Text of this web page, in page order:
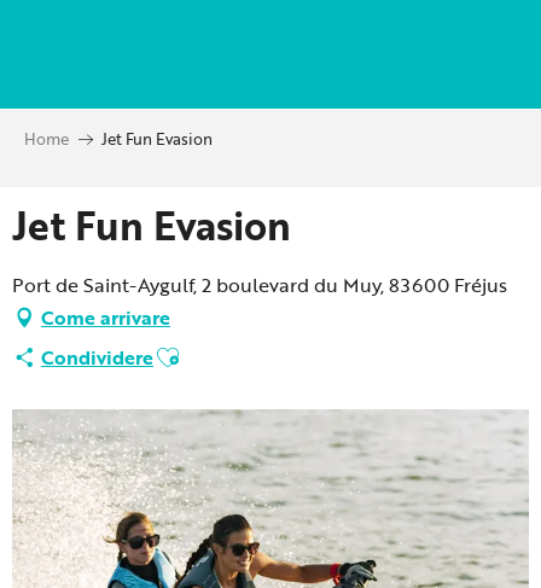
principal
Home Jet Fun Evasion
Jet Fun Evasion
Port de Saint-Aygulf, 2 boulevard du Muy, 83600 Fréjus
Come arrivare
CondividereAjouter aux favoris